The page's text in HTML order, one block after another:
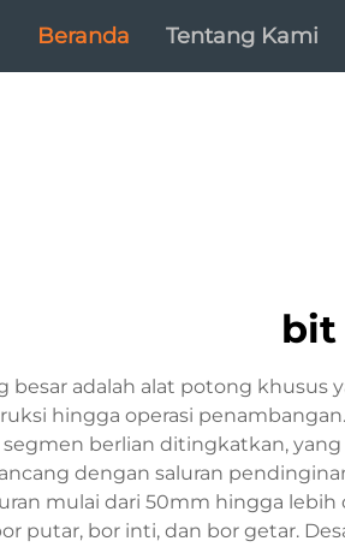
Beranda Tentang Kami
bit
besar adalah alat potong
hingga operasi
segmen berlian ditingkatkan,
dengan saluran
mulai dari 50mm hingga
putar, bor inti, dan bor getar.